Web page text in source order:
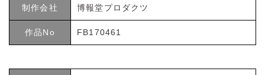
制作会社 博報堂プロダクツ
作品No FB170461